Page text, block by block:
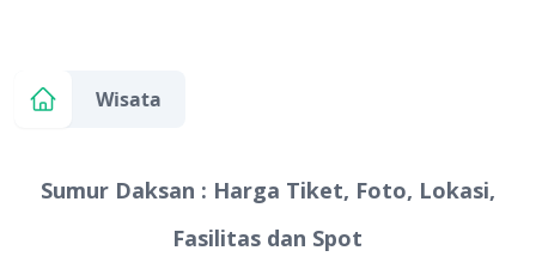
Wisata
Sumur Daksan : Harga Tiket, Foto, Lokasi,
Fasilitas dan Spot